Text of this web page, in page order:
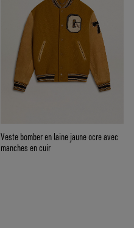
Veste bomber en laine jaune ocre avec
manches en cuir